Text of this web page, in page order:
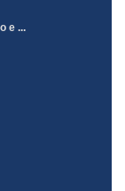
e ...